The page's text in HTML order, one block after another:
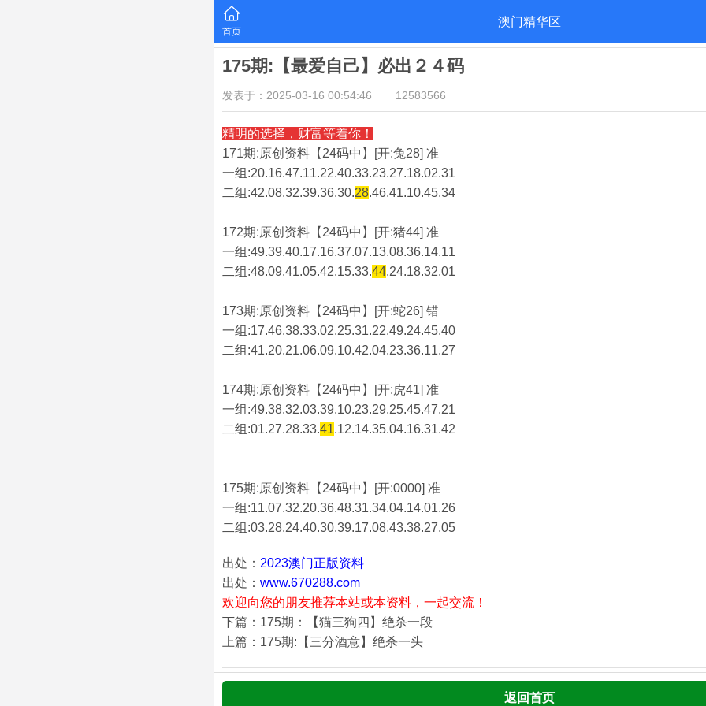
首页
澳门精华区
175期:【最爱自己】必出２４码
发表于：2025-03-16 00:54:46 12583566
精明的选择，财富等着你！
171期:原创资料【24码中】[开:兔28] 准
一组:20.16.47.11.22.40.33.23.27.18.02.31
二组:42.08.32.39.36.30.28.46.41.10.45.34
172期:原创资料【24码中】[开:猪44] 准
一组:49.39.40.17.16.37.07.13.08.36.14.11
二组:48.09.41.05.42.15.33.44.24.18.32.01
173期:原创资料【24码中】[开:蛇26] 错
一组:17.46.38.33.02.25.31.22.49.24.45.40
二组:41.20.21.06.09.10.42.04.23.36.11.27
174期:原创资料【24码中】[开:虎41] 准
一组:49.38.32.03.39.10.23.29.25.45.47.21
二组:01.27.28.33.41.12.14.35.04.16.31.42
175期:原创资料【24码中】[开:0000] 准
一组:11.07.32.20.36.48.31.34.04.14.01.26
二组:03.28.24.40.30.39.17.08.43.38.27.05
出处： 2023澳门正版资料
出处： www.670288.com
欢迎向您的朋友推荐本站或本资料，一起交流！
下篇：175期：【猫三狗四】绝杀一段
上篇：175期:【三分酒意】绝杀一头
返回首页